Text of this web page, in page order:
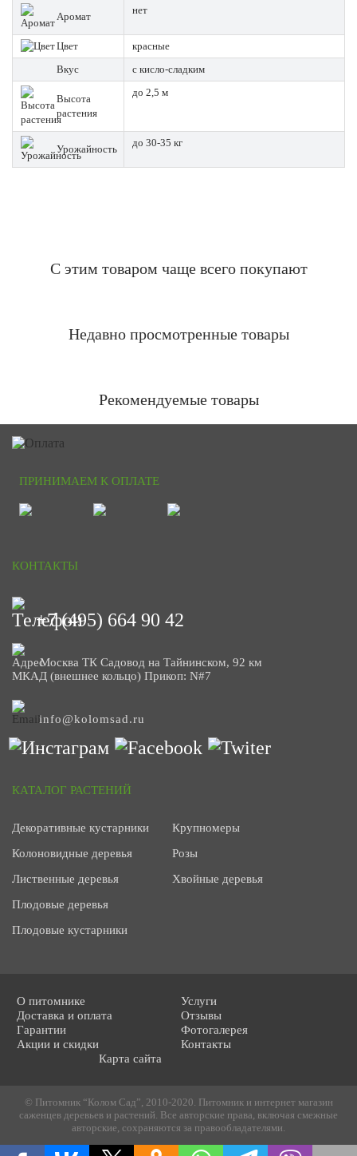
Аромат
нет
Цвет
красные
Вкус
с кисло-сладким
Высота
растения
до 2,5 м
Урожайность
до 30-35 кг
С этим товаром чаще всего покупают
Недавно просмотренные товары
Рекомендуемые товары
ПРИНИМАЕМ К ОПЛАТЕ
КОНТАКТЫ
+7 (495) 664 90 42
Москва ТК Садовод на Тайнинском, 92 км
МКАД (внешнее кольцо) Прикоп: N#7
info@kolomsad.ru
КАТАЛОГ РАСТЕНИЙ
Декоративные кустарники
Колоновидные деревья
Лиственные деревья
Плодовые деревья
Плодовые кустарники
Крупномеры
Розы
Хвойные деревья
О питомнике
Услуги
Доставка и оплата
Отзывы
Гарантии
Фотогалерея
Акции и скидки
Контакты
Карта сайта
© Питомник “Колом Сад”, 2010-2020. Питомник и интернет магазин
саженцев деревьев и растений. Все авторские права, включая смежные
авторские, сохраняются за правообладателями.